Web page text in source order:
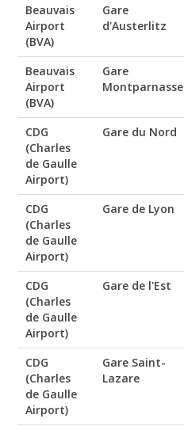
Beauvais
Airport
(BVA)
Gare
d'Austerlitz
Beauvais
Airport
(BVA)
Gare
Montparnasse
CDG
(Charles
de Gaulle
Airport)
Gare du Nord
CDG
(Charles
de Gaulle
Airport)
Gare de Lyon
CDG
(Charles
de Gaulle
Airport)
Gare de l'Est
CDG
(Charles
de Gaulle
Airport)
Gare Saint-
Lazare